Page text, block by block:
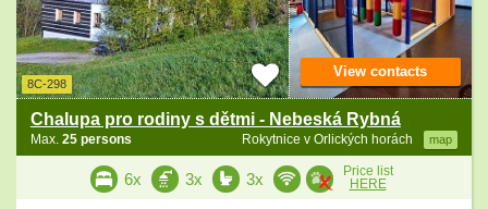
8C-298
Chalupa pro rodiny s dětmi - Nebeská Rybná
Rokytnice v Orlických horách map
Max. 25 persons
View contacts
6x 3x 3x
Price list
HERE